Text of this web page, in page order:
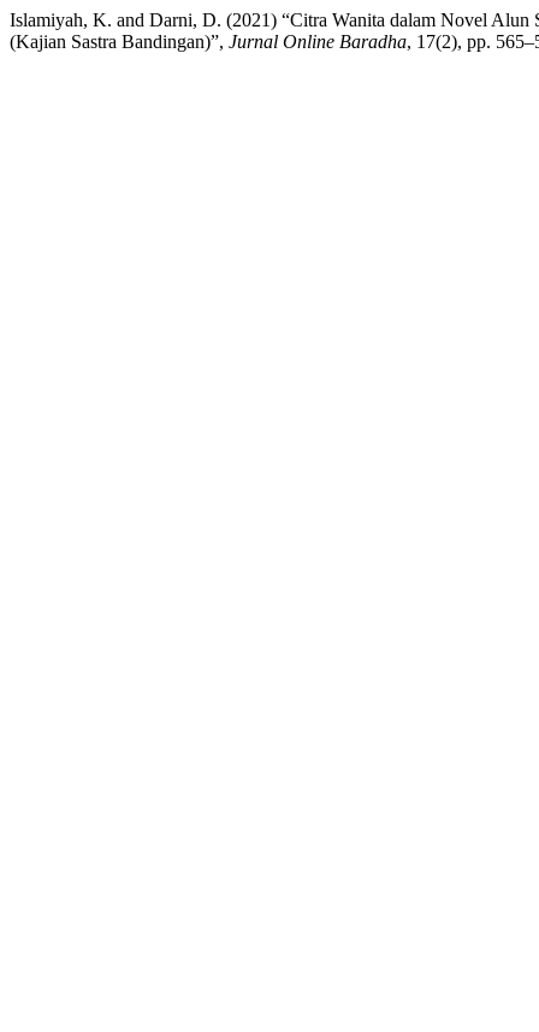
Islamiyah, K. and Darni, D. (2021) “Citra Wanita dalam Novel
(Kajian Sastra Bandingan)”, Jurnal Online Baradha, 17(2), pp.